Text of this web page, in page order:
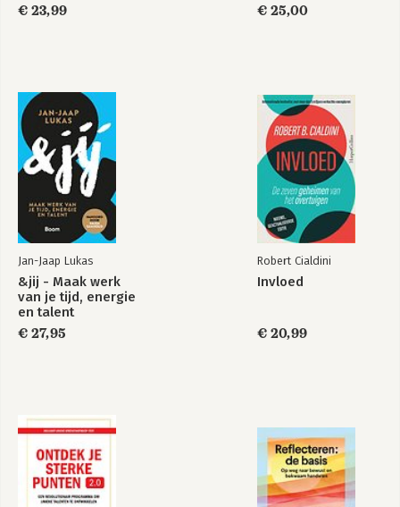
Bekijk alle boeken
€ 23,99
€ 25,00
Jan-Jaap Lukas
&jij - Maak werk
van je tijd, energie
en talent
€ 27,95
Robert Cialdini
Invloed
€ 20,99